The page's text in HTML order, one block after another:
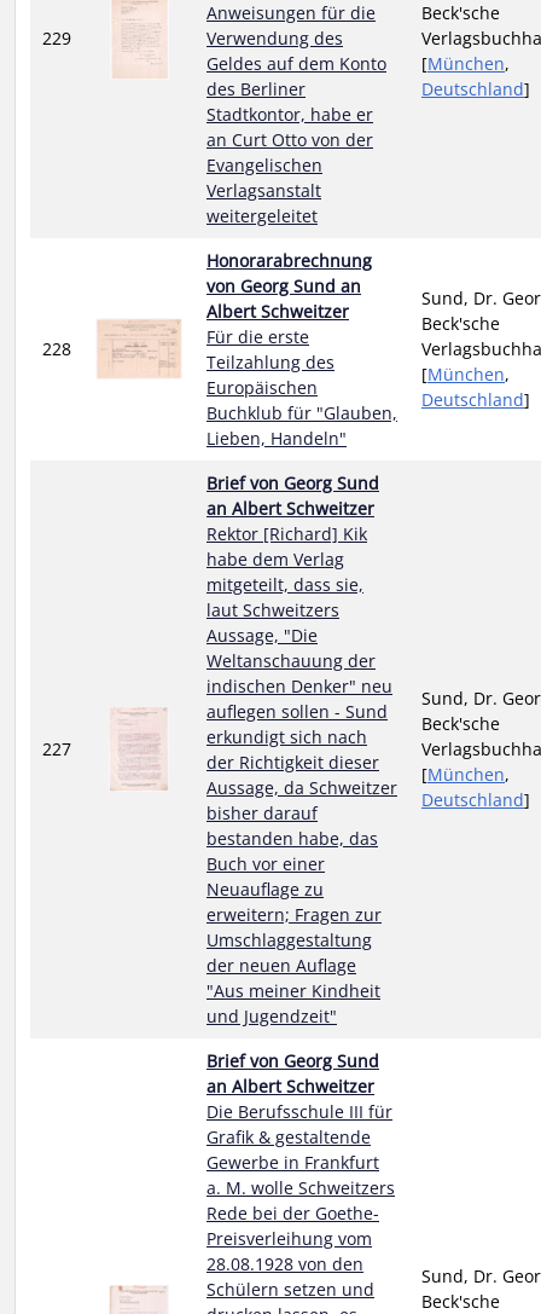
229
Anweisungen für die
Verwendung des
Geldes auf dem Konto
des Berliner
Stadtkontor, habe er
an Curt Otto von der
Evangelischen
Verlagsanstalt
weitergeleitet
Beck'sche
[München,
Deutschland]
228
Honorarabrechnung
von Georg Sund an
Albert Schweitzer
Für die erste
Teilzahlung des
Europäischen
Buchklub für "Glauben,
Lieben, Handeln"
Sund, Dr.
Beck'sche
[München,
Deutschland]
227
Brief von Georg Sund
an Albert Schweitzer
Rektor [Richard] Kik
habe dem Verlag
mitgeteilt, dass sie,
laut Schweitzers
Aussage, "Die
Weltanschauung der
indischen Denker" neu
auflegen sollen - Sund
erkundigt sich nach
der Richtigkeit dieser
Aussage, da Schweitzer
bisher darauf
bestanden habe, das
Buch vor einer
Neuauflage zu
erweitern; Fragen zur
Umschlaggestaltung
der neuen Auflage
"Aus meiner Kindheit
und Jugendzeit"
Sund, Dr.
Beck'sche
[München,
Deutschland]
Brief von Georg Sund
an Albert Schweitzer
Die Berufsschule III für
Grafik & gestaltende
Gewerbe in Frankfurt
a. M. wolle Schweitzers
Rede bei der Goethe-
Preisverleihung vom
28.08.1928 von den
Schülern setzen und
Sund, Dr.
Beck'sche